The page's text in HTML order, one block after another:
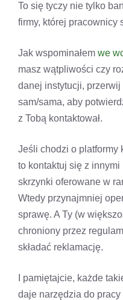
To się tyczy nie tylko
firmy, której pracownicy
Jak wspominałem we
masz wątpliwości czy
danej instytucji,
sam/sama, aby
z Tobą kontaktował.
Jeśli chodzi o platformy
to kontaktuj się z
skrzynki oferowane w
Wtedy przynajmniej
sprawę. A Ty (w
chroniony przez
składać reklamację.
I pamiętajcie, każde
daje narzędzia do